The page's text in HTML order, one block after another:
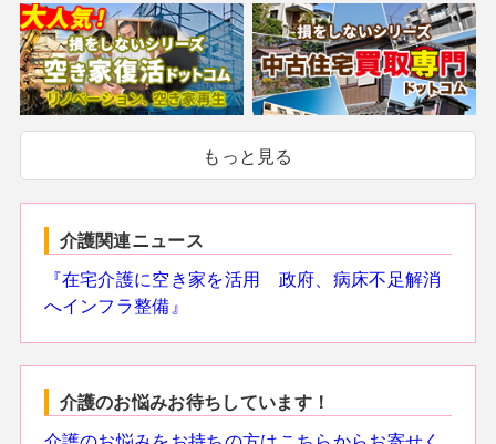
もっと見る
介護関連ニュース
『在宅介護に空き家を活用 政府、病床不足解消
へインフラ整備』
介護のお悩みお待ちしています！